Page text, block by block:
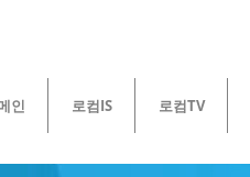
인 로컴IS 로컴TV